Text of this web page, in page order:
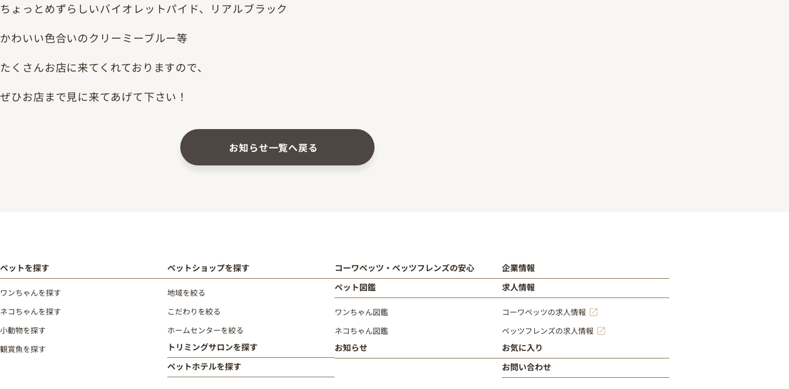
ちょっとめずらしいバイオレットパイド、リアルブラック
かわいい色合いのクリーミーブルー等
たくさんお店に来てくれておりますので、
ぜひお店まで見に来てあげて下さい！
お知らせ一覧へ戻る
ペットを探す
ワンちゃんを探す
ネコちゃんを探す
小動物を探す
観賞魚を探す
ペットショップを探す
地域を絞る
こだわりを絞る
ホームセンターを絞る
トリミングサロンを探す
ペットホテルを探す
コーワペッツ・ペッツフレンズの安心
ペット図鑑
ワンちゃん図鑑
ネコちゃん図鑑
お知らせ
企業情報
求人情報
コーワペッツの求人情報
ペッツフレンズの求人情報
お気に入り
お問い合わせ